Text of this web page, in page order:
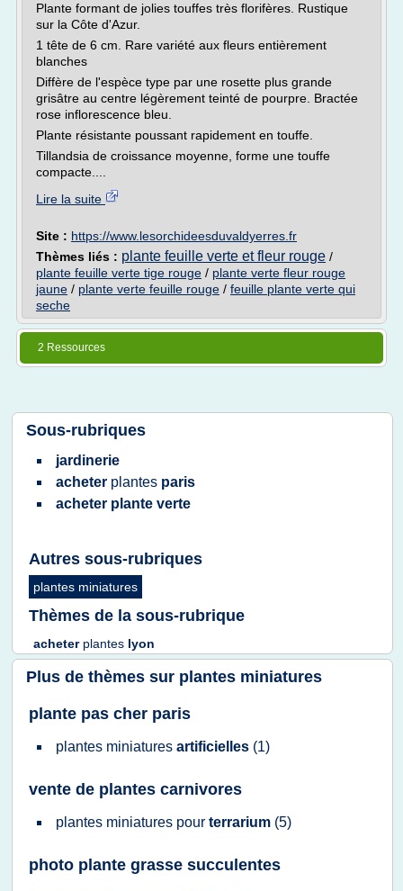
Plante formant de jolies touffes très florifères. Rustique
sur la Côte d'Azur.
1 tête de 6 cm. Rare variété aux fleurs entièrement
blanches
Diffère de l'espèce type par une rosette plus grande
grisâtre au centre légèrement teinté de pourpre. Bractée
rose inflorescence bleu.
Plante résistante poussant rapidement en touffe.
Tillandsia de croissance moyenne, forme une touffe
compacte....
Lire la suite
Site : https://www.lesorchideesduvaldyerres.fr
Thèmes liés : plante feuille verte et fleur rouge /
plante feuille verte tige rouge / plante verte fleur rouge
jaune / plante verte feuille rouge / feuille plante verte qui
seche
2 Ressources
Sous-rubriques
jardinerie
acheter plantes paris
acheter plante verte
Autres sous-rubriques
plantes miniatures
Thèmes de la sous-rubrique
acheter plantes lyon
Plus de thèmes sur plantes miniatures
plante pas cher paris
plantes miniatures artificielles (1)
vente de plantes carnivores
plantes miniatures pour terrarium (5)
photo plante grasse succulentes